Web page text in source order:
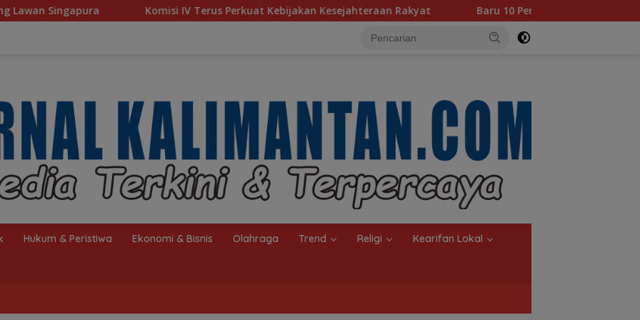
Komisi IV Terus Perkuat Kebijakan Kesejahteraan Rakyat Baru 10 Persen, Aktivasi IKD Banjarmasin Didorong
Hukum & Peristiwa Ekonomi & Bisnis Olahraga Trend Religi Kearifan Lokal